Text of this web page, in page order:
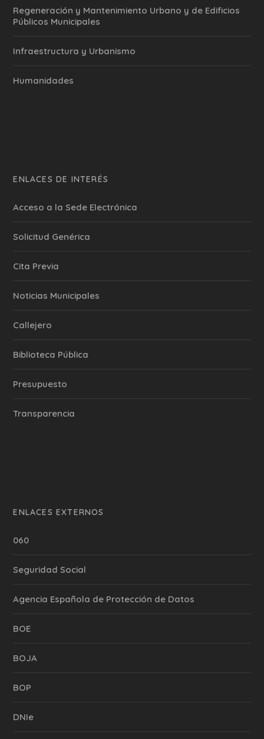
Regeneración y Mantenimiento Urbano y de Edificios
Públicos Municipales
Infraestructura y Urbanismo
Humanidades
ENLACES DE INTERÉS
Acceso a la Sede Electrónica
Solicitud Genérica
Cita Previa
‎Noticias Municipales
Callejero
Biblioteca Pública
Presupuesto
Transparencia
ENLACES EXTERNOS
060
Seguridad Social
Agencia Española de Protección de Datos
BOE
BOJA
BOP
DNIe